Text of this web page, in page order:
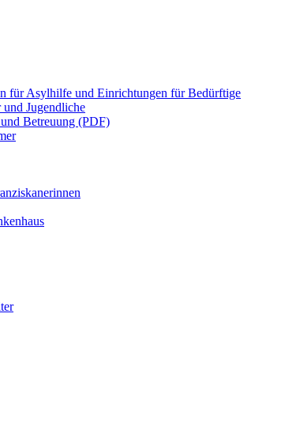
für Asylhilfe und Einrichtungen für Bedürftige
Jugendliche
Betreuung (PDF)